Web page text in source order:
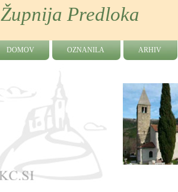
Župnija Predloka
DOMOV OZNANILA ARHIV